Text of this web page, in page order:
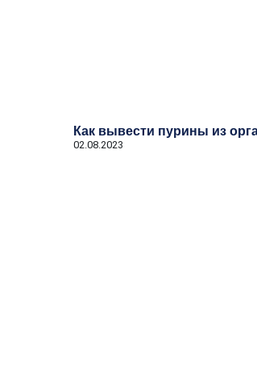
Как вывести пурины из
02.08.2023